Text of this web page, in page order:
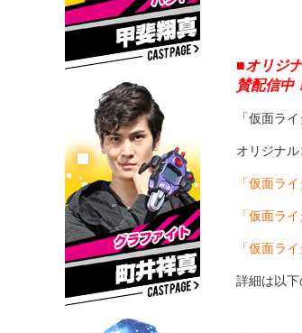
■オリジ
賛配信中
「仮面ラ
オリジナ
「仮面ラ
「仮面ラ
「仮面ラ
詳細は以下